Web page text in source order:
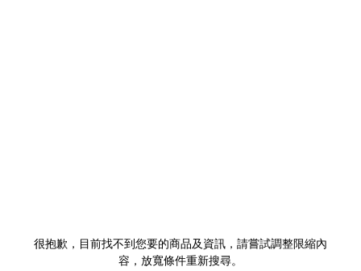
很抱歉，目前找不到您要的商品及資訊，請嘗試調整限縮內
容，放寬條件重新搜尋。